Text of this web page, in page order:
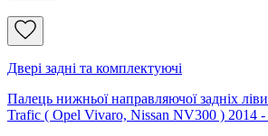
Двері задні та комплектуючі
Палець нижньої направляючої задніх
Trafic ( Opel Vivaro, Nissan NV300 ) 2014